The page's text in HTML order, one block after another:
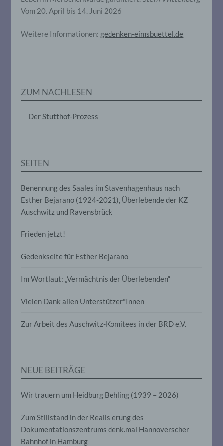
Vom 20. April bis 14. Juni 2026
Weitere Informationen: gedenken-eimsbuettel.de
ZUM NACHLESEN
Der Stutthof-Prozess
SEITEN
Benennung des Saales im Stavenhagenhaus nach
Esther Bejarano (1924-2021), Überlebende der KZ
Auschwitz und Ravensbrück
Frieden jetzt!
Gedenkseite für Esther Bejarano
Im Wortlaut: „Vermächtnis der Überlebenden“
Vielen Dank allen Unterstützer*Innen
Zur Arbeit des Auschwitz-Komitees in der BRD e.V.
NEUE BEITRÄGE
Wir trauern um Heidburg Behling (1939 – 2026)
Zum Stillstand in der Realisierung des
Dokumentationszentrums denk.mal Hannoverscher
Bahnhof in Hamburg
Person beziehen, zu bewerten,
insbesondere, um Aspekte bezüglich
Interessen, Zuverlässigkeit, Verhalten,
f) Pseudonymisierung
Pseudonymisierung ist die Verarbeitung
zugeordnet werden können, sofern diese
aufbewahrt werden und technischen und
organisatorischen Maßnahmen
unterliegen, die gewährleisten, dass die
natürlichen Person zugewiesen werden.
Verarbeitung Verantwortlicher
Verantwortlicher oder für die Verarbeitung
oder andere Stelle, die allein oder
Verarbeitung durch das Unionsrecht oder
das Recht der Mitgliedstaaten vorgegeben,
beziehungsweise können die bestimmten
Unionsrecht oder dem Recht der
Mitgliedstaaten vorgesehen werden.